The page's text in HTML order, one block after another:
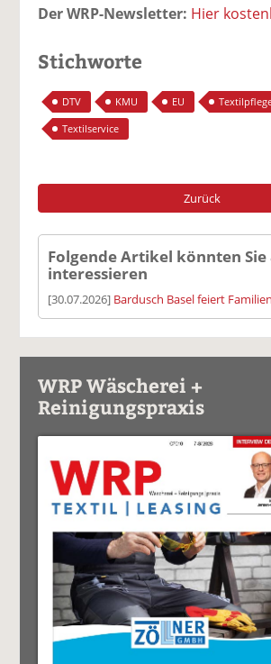
Der WRP-Newsletter: Hier
Stichworte
DTV KMU EU
Textilservice
Zurück
Folgende Artikel könnten Sie
interessieren
[30.07.2026] Bardusch Basel feiert
WRP Wäscherei +
Reinigungspraxis